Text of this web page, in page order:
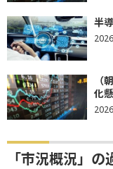
半
（
化
「市況概況」